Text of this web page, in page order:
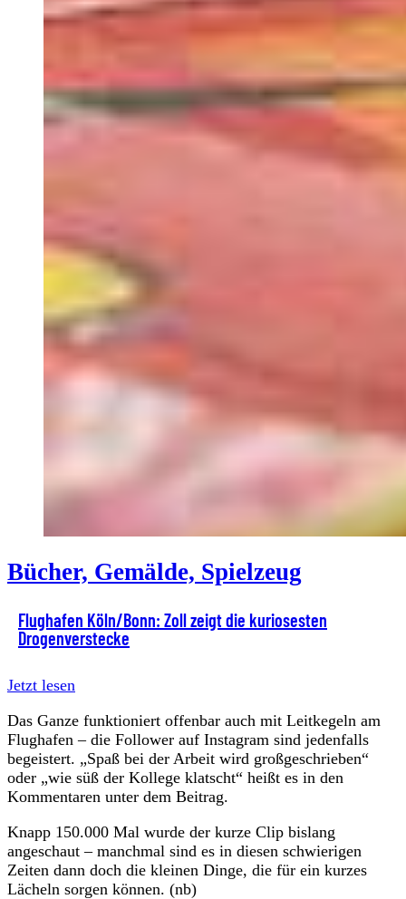
Bücher, Gemälde, Spielzeug
Flughafen Köln/Bonn: Zoll zeigt die kuriosesten
Drogenverstecke
Jetzt lesen
Das Ganze funktioniert offenbar auch mit Leitkegeln am
Flughafen – die Follower auf Instagram sind jedenfalls
begeistert. „Spaß bei der Arbeit wird großgeschrieben“
oder „wie süß der Kollege klatscht“ heißt es in den
Kommentaren unter dem Beitrag.
Knapp 150.000 Mal wurde der kurze Clip bislang
angeschaut – manchmal sind es in diesen schwierigen
Zeiten dann doch die kleinen Dinge, die für ein kurzes
Lächeln sorgen können. (nb)